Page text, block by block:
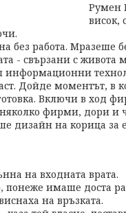
Румен
висок,
без работа. Мразеше
- свързани с живота
Дойде моментът, в
Включи в ход
фирми, дори и
дизайн на корица за
на входната врата.
понеже имаше доста
на връзката.